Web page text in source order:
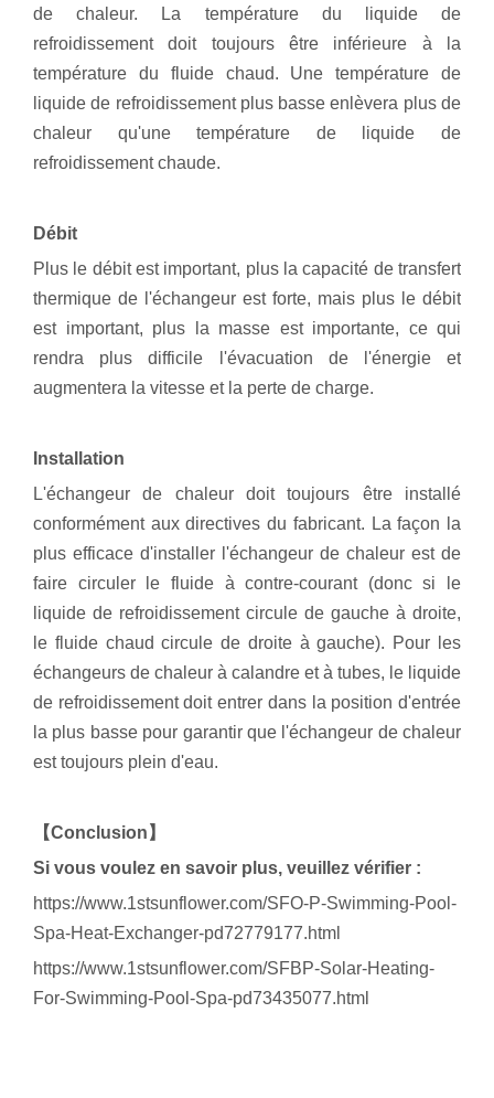
de chaleur. La température du liquide de
refroidissement doit toujours être inférieure à la
température du fluide chaud. Une température de
liquide de refroidissement plus basse enlèvera plus de
chaleur qu'une température de liquide de
refroidissement chaude.
Débit
Plus le débit est important, plus la capacité de transfert
thermique de l'échangeur est forte, mais plus le débit
est important, plus la masse est importante, ce qui
rendra plus difficile l'évacuation de l'énergie et
augmentera la vitesse et la perte de charge.
Installation
L'échangeur de chaleur doit toujours être installé
conformément aux directives du fabricant. La façon la
plus efficace d'installer l'échangeur de chaleur est de
faire circuler le fluide à contre-courant (donc si le
liquide de refroidissement circule de gauche à droite,
le fluide chaud circule de droite à gauche). Pour les
échangeurs de chaleur à calandre et à tubes, le liquide
de refroidissement doit entrer dans la position d'entrée
la plus basse pour garantir que l'échangeur de chaleur
est toujours plein d'eau.
【Conclusion】
Si vous voulez en savoir plus, veuillez vérifier :
https://www.1stsunflower.com/SFO-P-Swimming-Pool-
Spa-Heat-Exchanger-pd72779177.html
https://www.1stsunflower.com/SFBP-Solar-Heating-
For-Swimming-Pool-Spa-pd73435077.html